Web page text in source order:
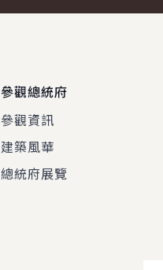
參觀總統府
參觀資訊
建築風華
總統府展覽